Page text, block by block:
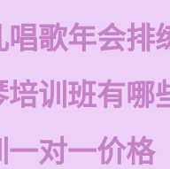
唱歌年会排
培训班有哪
一对一价格